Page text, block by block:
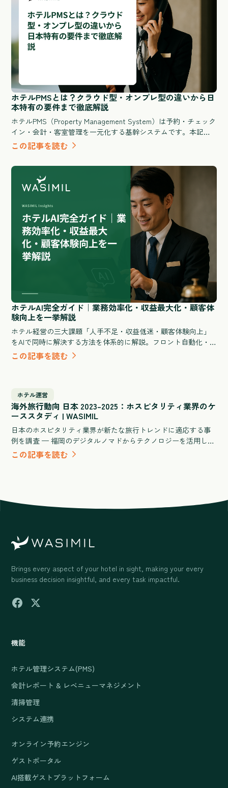
ホテルPMSとは？クラウド型・オンプレ型の違いから日
本特有の要件まで徹底解説
ホテルPMS（Property Management System）は予約・チェック
イン・会計・客室管理を一元化する基幹システムです。本記事
ではPMSの基本定義からクラウド型とオンプレ型の違い、イン
バウンド対応・OTA連携・消費税処理など日本特有の要件、導
入費用と期間の目安まで、GMが比較検討に必要な情報をすべて
解説します。
この記事を読む
ホテルAI完全ガイド｜業務効率化・収益最大化・顧客体
験向上を一挙解説
ホテル経営の三大課題「人手不足・収益低迷・顧客体験向上」
をAIで同時に解決する方法を体系的に解説。フロント自動化・
需要予測・清掃シフト最適化など業務別の活用シナリオと、旅
館・ビジネスホテル・シティホテル規模別のROI試算、導入失敗
この記事を読む
ホテル運営
海外旅行動向 日本 2023–2025：ホスピタリティ業界のケ
ーススタディ | WASIMIL
日本のホスピタリティ業界が新たな旅行トレンドに適応する事
例を調査 — 福岡のデジタルノマドからテクノロジーを活用した
旅館体験まで。
この記事を読む
Brings every aspect of your hotel in sight, making your every
business decision insightful, and every task impactful.
機能
ホテル管理システム(PMS)
会計レポート & レベニューマネジメント
清掃管理
システム連携
オンライン予約エンジン
ゲストポータル
AI搭載ゲストプラットフォーム